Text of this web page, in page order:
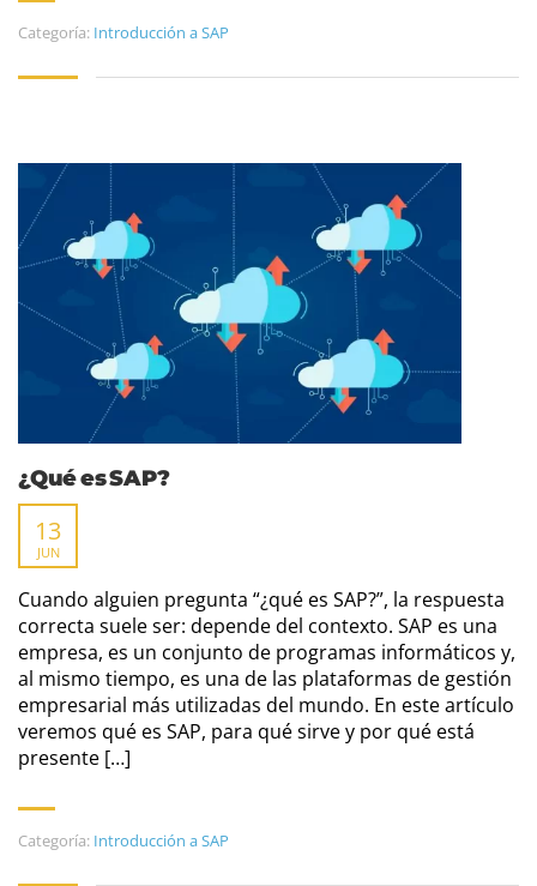
Categoría: Introducción a SAP
¿Qué es SAP?
13
JUN
Cuando alguien pregunta “¿qué es SAP?”, la respuesta
correcta suele ser: depende del contexto. SAP es una
empresa, es un conjunto de programas informáticos y,
al mismo tiempo, es una de las plataformas de gestión
empresarial más utilizadas del mundo. En este artículo
veremos qué es SAP, para qué sirve y por qué está
presente […]
Categoría: Introducción a SAP